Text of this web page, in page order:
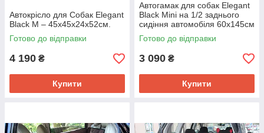
Автокрісло для Собак Elegant
Black M – 45x45x24x52см.
Готово до відправки
4 190 ₴
Купити
Автогамак для собак Elegant
Black Mini на 1/2 заднього
сидіння автомобіля 60х145см
Готово до відправки
3 090 ₴
Купити